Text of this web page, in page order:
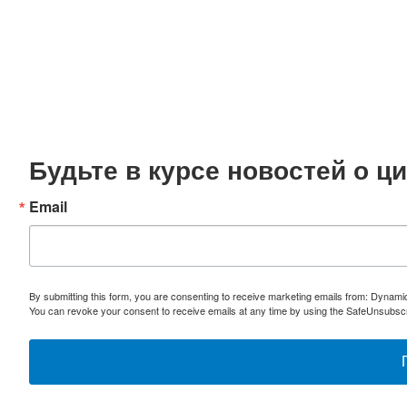
Будьте в курсе новостей о
Email
By submitting this form, you are consenting to receive marketing emails from:
You can revoke your consent to receive emails at any time by using the